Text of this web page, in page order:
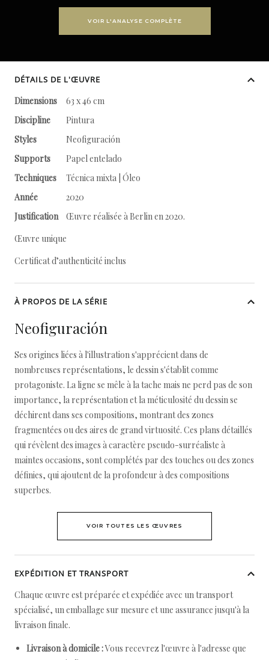
VOIR L'ANALYSE COMPLÈTE
DÉTAILS DE L'ŒUVRE
Dimensions
63 x 46 cm
Discipline
Pintura
Styles
Neofiguración
Supports
Papel entelado
Techniques
Técnica mixta | Óleo
Année
2020
Justification
Œuvre réalisée à Berlin en 2020.
Œuvre unique
Certificat d’authenticité inclus
À PROPOS DE LA SÉRIE
Neofiguración
Ses origines liées à l'illustration s'apprécient dans de
nombreuses représentations, le dessin s'établit comme
protagoniste. La ligne se mêle à la tache mais ne perd pas de son
importance, la représentation et la méticulosité du dessin se
déchirent dans ses compositions, montrant des zones
fragmentées ou des aires de grand virtuosité. Ces plans détaillés
qui révèlent des images à caractère pseudo-surréaliste à
maintes occasions, sont complétés par des touches ou des zones
définies, qui ajoutent de la profondeur à des compositions
superbes.
VOIR TOUTES LES ŒUVRES
EXPÉDITION ET TRANSPORT
Chaque œuvre est préparée et expédiée avec un transport
spécialisé, un emballage sur mesure et une assurance jusqu'à la
livraison finale.
Livraison à domicile :Vous recevrez l'œuvre à l'adresse que